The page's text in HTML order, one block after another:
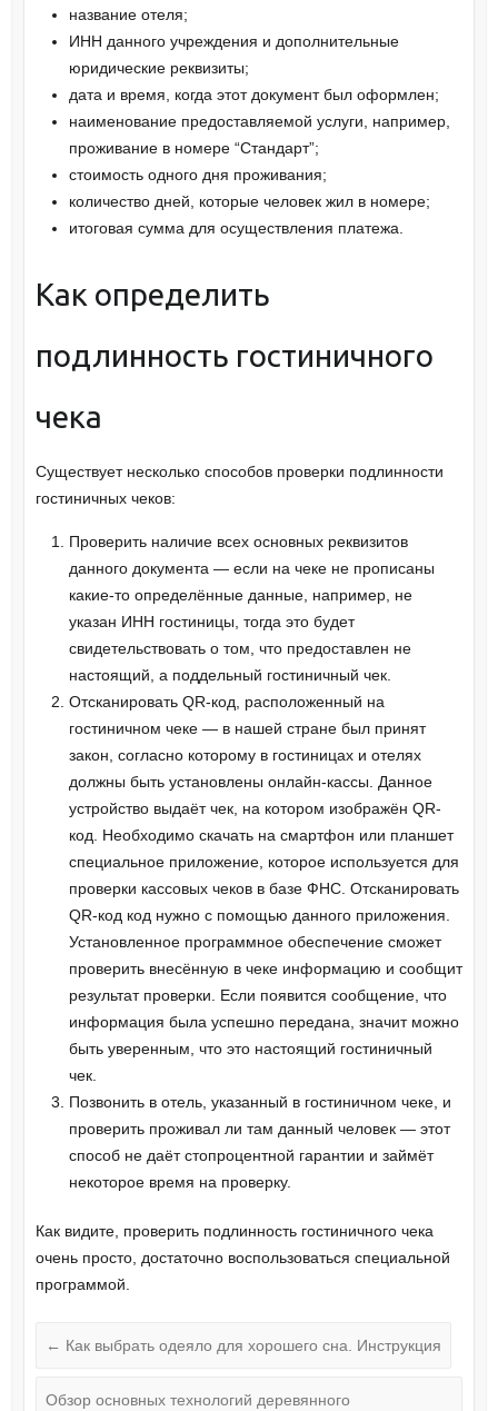
название отеля;
ИНН данного учреждения и дополнительные
юридические реквизиты;
дата и время, когда этот документ был оформлен;
наименование предоставляемой услуги, например,
проживание в номере “Стандарт”;
стоимость одного дня проживания;
количество дней, которые человек жил в номере;
итоговая сумма для осуществления платежа.
Как определить
подлинность гостиничного
чека
Существует несколько способов проверки подлинности
гостиничных чеков:
Проверить наличие всех основных реквизитов
данного документа — если на чеке не прописаны
какие-то определённые данные, например, не
указан ИНН гостиницы, тогда это будет
свидетельствовать о том, что предоставлен не
настоящий, а поддельный гостиничный чек.
Отсканировать QR-код, расположенный на
гостиничном чеке — в нашей стране был принят
закон, согласно которому в гостиницах и отелях
должны быть установлены онлайн-кассы. Данное
устройство выдаёт чек, на котором изображён QR-
код. Необходимо скачать на смартфон или планшет
специальное приложение, которое используется для
проверки кассовых чеков в базе ФНС. Отсканировать
QR-код код нужно с помощью данного приложения.
Установленное программное обеспечение сможет
проверить внесённую в чеке информацию и сообщит
результат проверки. Если появится сообщение, что
информация была успешно передана, значит можно
быть уверенным, что это настоящий гостиничный
чек.
Позвонить в отель, указанный в гостиничном чеке, и
проверить проживал ли там данный человек — этот
способ не даёт стопроцентной гарантии и займёт
некоторое время на проверку.
Как видите, проверить подлинность гостиничного чека
очень просто, достаточно воспользоваться специальной
программой.
← Как выбрать одеяло для хорошего сна. Инструкция
Обзор основных технологий деревянного